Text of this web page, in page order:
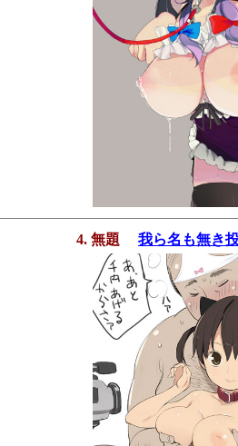
4. 無題 我ら名も無き